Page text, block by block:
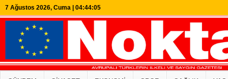
7 Ağustos 2026, Cuma | 04:44:06